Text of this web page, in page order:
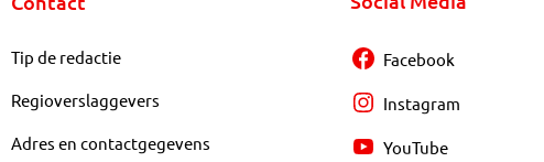
Tip de redactie
Regioverslaggevers
Adres en contactgegevens
Facebook
Instagram
YouTube